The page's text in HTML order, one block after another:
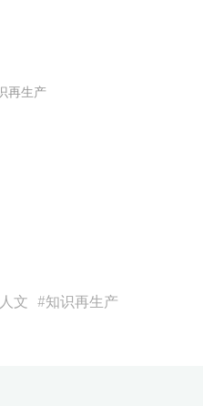
再生产
文 #知识再生产